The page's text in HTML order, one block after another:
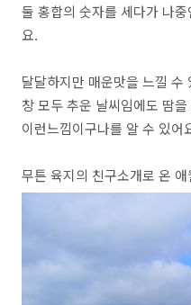
둘 홍합의 숫자를 세다가 나
요.
달달하지만 매운맛을 느낄 수
창 모두 추운 날씨임에도 땀
이런느낌이구나를 알 수 있어
무튼 육지의 친구소개로 온